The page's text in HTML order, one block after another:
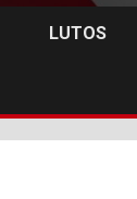
LUTOS